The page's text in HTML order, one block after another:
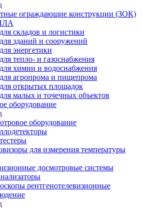
ограждающие конструкции (ЗОК)
складов и логистики
зданий и сооружений
энергетики
тепло- и газоснабжения
химии и водоснабжения
агропрома и пищепрома
открытых площадок
малых и точечных объектов
оборудование
оборудование
для измерения температуры
досмотровые системы
рентгенотелевизионные